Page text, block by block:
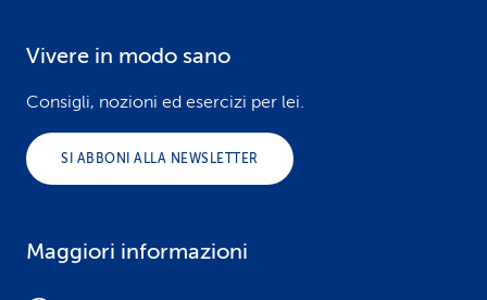
Vivere in modo sano
Consigli, nozioni ed esercizi per lei.
SI ABBONI ALLA NEWSLETTER
Maggiori informazioni